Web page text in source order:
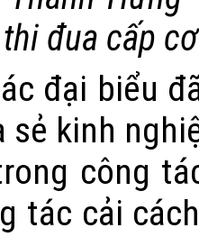
đua cấp
đại biểu
kinh
công
tác cải